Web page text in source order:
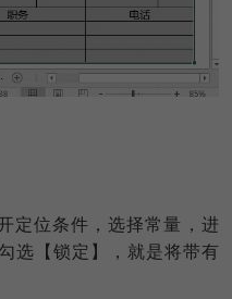
定位条件，选择常量，进
选【锁定】，就是将带有